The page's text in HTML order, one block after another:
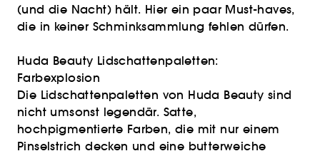
(und die Nacht) hält. Hier ein paar Must-haves,
die in keiner Schminksammlung fehlen dürfen.
Huda Beauty Lidschattenpaletten:
Farbexplosion
Die Lidschattenpaletten von Huda Beauty sind
nicht umsonst legendär. Satte,
hochpigmentierte Farben, die mit nur einem
Pinselstrich decken und eine butterweiche